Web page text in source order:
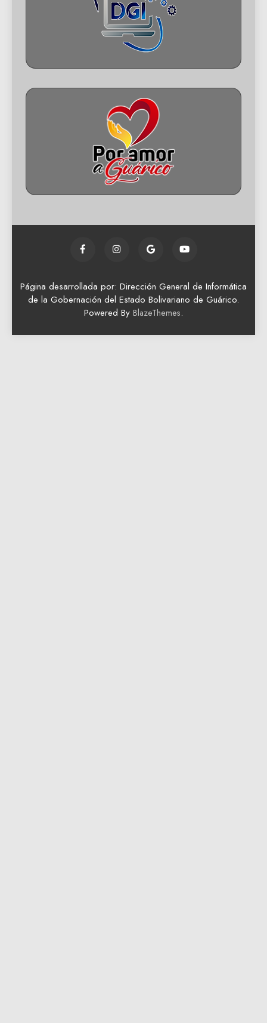
Página desarrollada por: Dirección General de Informática
de la Gobernación del Estado Bolivariano de Guárico.
Powered By BlazeThemes.